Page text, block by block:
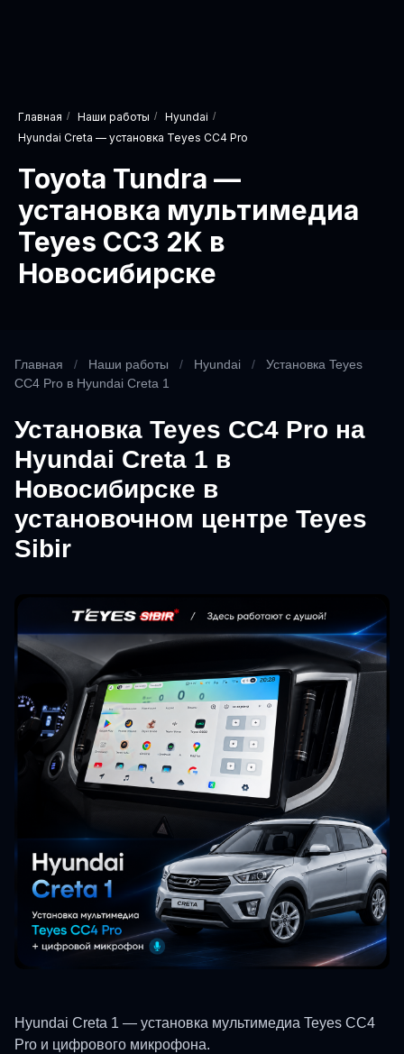
Главная / Наши работы / Hyundai /
Hyundai Creta — установка Teyes CC4 Pro
Toyota Tundra —
установка мультимедиа
Teyes CC3 2K в
Новосибирске
Главная / Наши работы / Hyundai /
Установка Teyes
CC4 Pro в Hyundai Creta 1
Установка Teyes CC4 Pro на
Hyundai Creta 1 в
Новосибирске в
установочном центре Teyes
Sibir
Hyundai Creta 1 — установка мультимедиа Teyes CC4
Pro и цифрового микрофона.